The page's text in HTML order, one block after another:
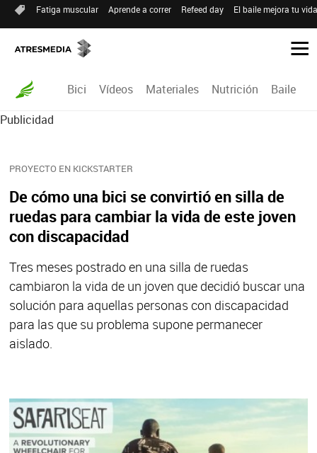
Fatiga muscular Aprende a correr Refeed day El baile mejora tu
Bici Vídeos Materiales Nutrición Baile
Publicidad
PROYECTO EN KICKSTARTER
De cómo una bici se convirtió en silla de
ruedas para cambiar la vida de este joven
con discapacidad
Tres meses postrado en una silla de ruedas
cambiaron la vida de un joven que decidió buscar una
solución para aquellas personas con discapacidad
para las que su problema supone permanecer
aislado.